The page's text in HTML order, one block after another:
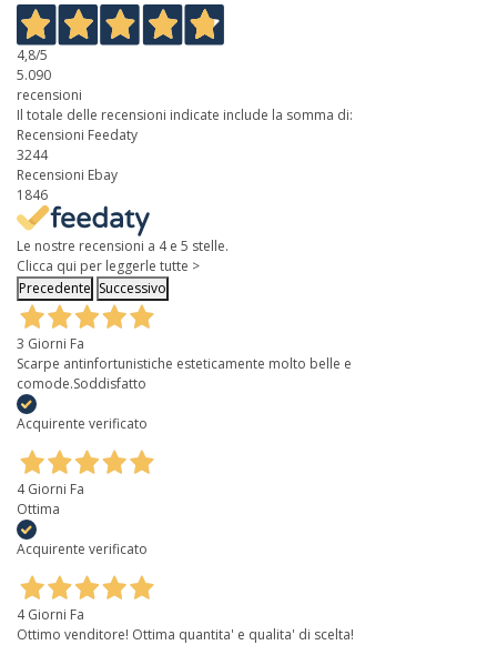
4,8/5
5.090
recensioni
Il totale delle recensioni indicate include la somma di:
Recensioni Feedaty
3244
Recensioni Ebay
1846
Le nostre recensioni a 4 e 5 stelle.
Clicca qui per leggerle tutte >
Precedente Successivo
3 Giorni Fa
Scarpe antinfortunistiche esteticamente molto belle e
comode.Soddisfatto
Acquirente verificato
4 Giorni Fa
Ottima
Acquirente verificato
4 Giorni Fa
Ottimo venditore! Ottima quantita' e qualita' di scelta!